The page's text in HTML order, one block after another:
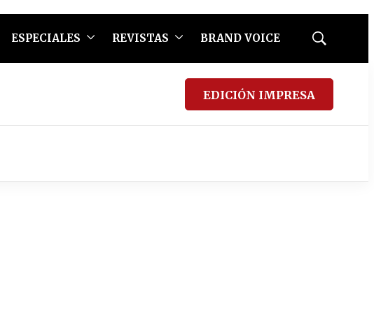
ESPECIALES REVISTAS BRAND VOICE
Mostrar
EDICIÓN IMPRESA